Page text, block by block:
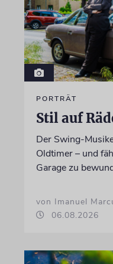
PORTRÄT
Stil auf
Der Swing-
Oldtimer – und
Garage zu
von Imanuel
06.08.2026